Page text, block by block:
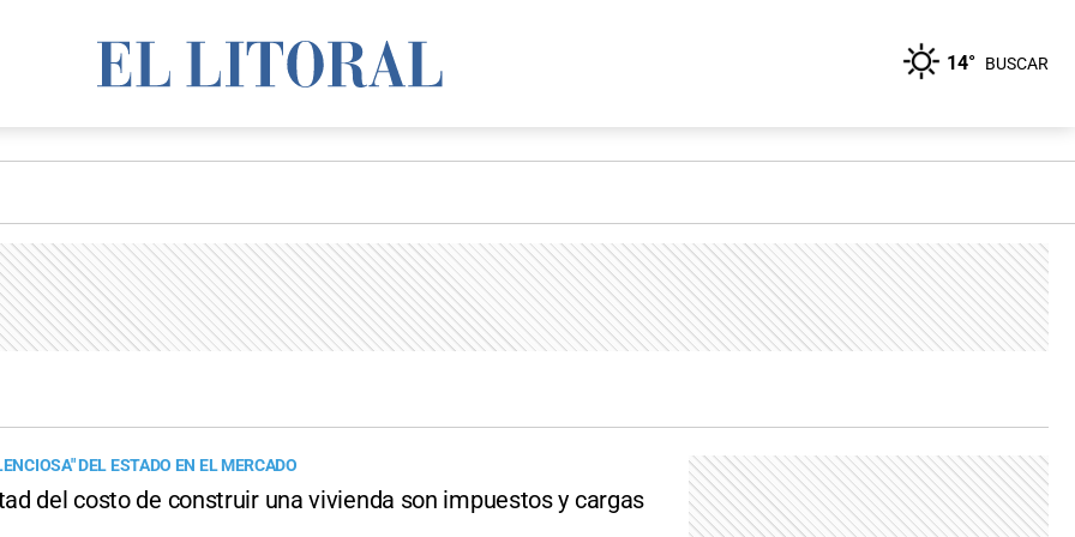
14° BUSCAR
DEL ESTADO EN EL MERCADO
del costo de construir una vivienda son impuestos y cargas